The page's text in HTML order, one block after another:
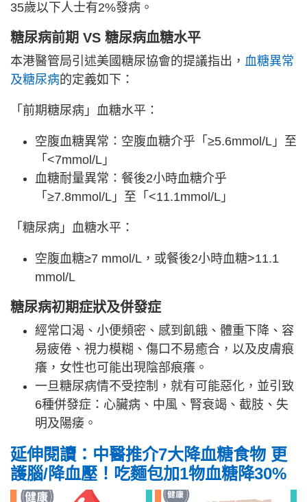
35歲以下人士有2%發病。
糖尿病前期 VS 糖尿病血糖水平
本港醫管局引述美國糖尿協會的提議指出， 血糖異常
及糖尿病的定義如下：
「前期糖尿病」血糖水平：
空腹血糖異常：空腹血糖介乎「≥5.6mmol/L」至
「<7mmol/L」
血糖耐量異常：餐後2小時血糖介乎
「≥7.8mmol/L」至「<11.1mmol/L」
「糖尿病」血糖水平：
空腹血糖≥7 mmol/L，或餐後2小時血糖>11.1
mmol/L
糖尿病初期症狀及併發症
經常口渴、小便頻密、感到飢餓、體重下降、容
易疲倦、視力模糊、傷口不易癒合，以及皮膚痕
癢，女性也可能出現陰部痕癢。
一旦糖尿病情不受控制，就有可能惡化，並引致
6種併發症：心臟病、中風、腎衰竭、截肢、失
明及陽痿。
延伸閱讀：中醫推介7大降血糖食物 更
護腦/降血壓！吃麵包加1物血糖降30%